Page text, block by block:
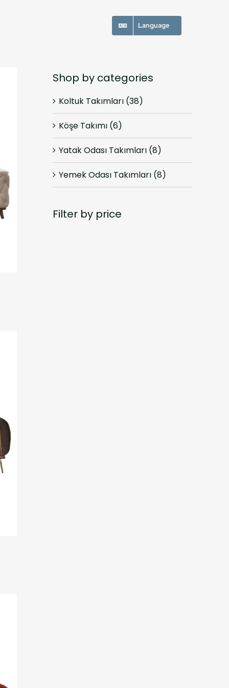
Language
Shop by categories
Koltuk Takımları (38)
Köşe Takımı (6)
Yatak Odası Takımları (8)
Yemek Odası Takımları (8)
Filter by price